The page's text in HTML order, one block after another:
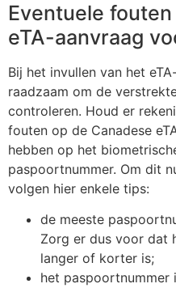
Eventuele
eTA-aanvraag
Bij het invullen van het
raadzaam om de
controleren. Houd er
fouten op de Canadese
hebben op het
paspoortnummer. Om dit
volgen hier enkele tips:
de meeste
Zorg er dus voor dat
langer of korter is;
het paspoortnummer